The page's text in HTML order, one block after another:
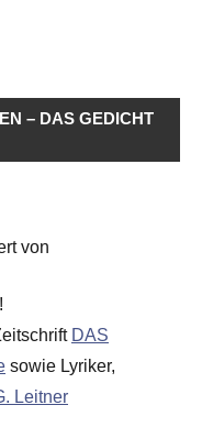
– DAS GEDICHT
von
!
DAS
sowie Lyriker,
Leitner